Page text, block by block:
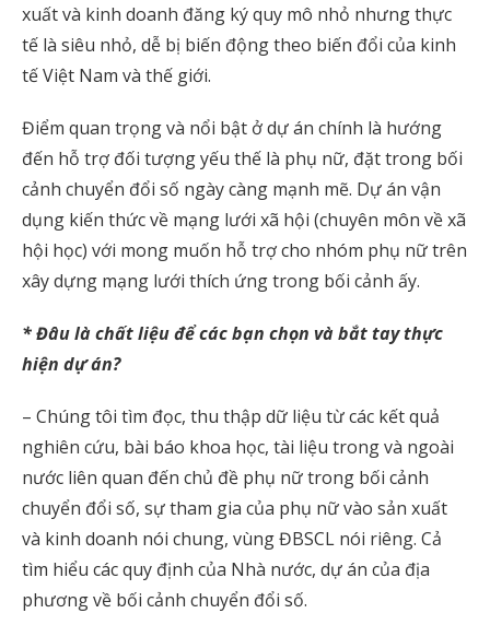
xuất và kinh doanh đăng ký quy mô nhỏ nhưng thực
tế là siêu nhỏ, dễ bị biến động theo biến đổi của kinh
tế Việt Nam và thế giới.
Điểm quan trọng và nổi bật ở dự án chính là hướng
đến hỗ trợ đối tượng yếu thế là phụ nữ, đặt trong bối
cảnh chuyển đổi số ngày càng mạnh mẽ. Dự án vận
dụng kiến thức về mạng lưới xã hội (chuyên môn về xã
hội học) với mong muốn hỗ trợ cho nhóm phụ nữ trên
xây dựng mạng lưới thích ứng trong bối cảnh ấy.
* Đâu là chất liệu để các bạn chọn và bắt tay thực
hiện dự án?
– Chúng tôi tìm đọc, thu thập dữ liệu từ các kết quả
nghiên cứu, bài báo khoa học, tài liệu trong và ngoài
nước liên quan đến chủ đề phụ nữ trong bối cảnh
chuyển đổi số, sự tham gia của phụ nữ vào sản xuất
và kinh doanh nói chung, vùng ĐBSCL nói riêng. Cả
tìm hiểu các quy định của Nhà nước, dự án của địa
phương về bối cảnh chuyển đổi số.